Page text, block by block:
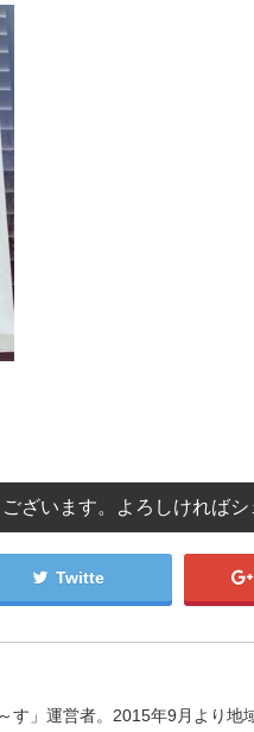
ざいます。よろしければシ
Twitte
す」運営者。2015年9月より地